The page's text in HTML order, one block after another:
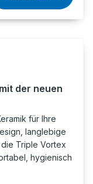
der neuen
für Ihre
langlebige
Triple Vortex
hygienisch